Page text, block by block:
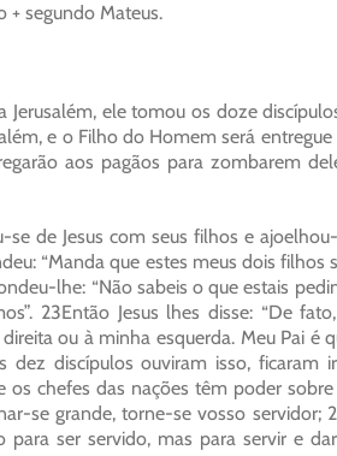
+ segundo Mateus.
Jerusalém, ele tomou os doze
e o Filho do Homem será
aos pagãos para zombarem
de Jesus com seus filhos e
“Manda que estes meus dois
lhe: “Não sabeis o que estais
23Então Jesus lhes disse: “De
ou à minha esquerda. Meu Pai é
dez discípulos ouviram isso, ficaram
os chefes das nações têm poder
se grande, torne-se vosso servidor;
ser servido, mas para servir e